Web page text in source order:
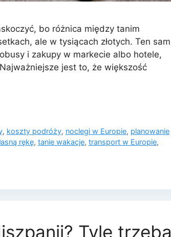
bo różnica między tanim
ale w tysiącach złotych. Ten sam
i zakupy w markecie albo hotele,
jest to, że większość
, koszty podróży, noclegi w Europie, planowanie
rękę, tanie wakacje, transport w Europie,
Tyle trzeba